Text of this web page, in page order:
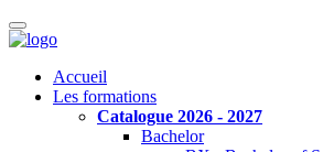
Accueil
Les formations
Catalogue 2026 - 2027
Bachelor